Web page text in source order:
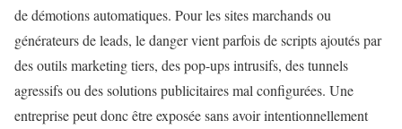
de démotions automatiques. Pour les sites marchands ou
générateurs de leads, le danger vient parfois de scripts ajoutés par
des outils marketing tiers, des pop-ups intrusifs, des tunnels
agressifs ou des solutions publicitaires mal configurées. Une
entreprise peut donc être exposée sans avoir intentionnellement